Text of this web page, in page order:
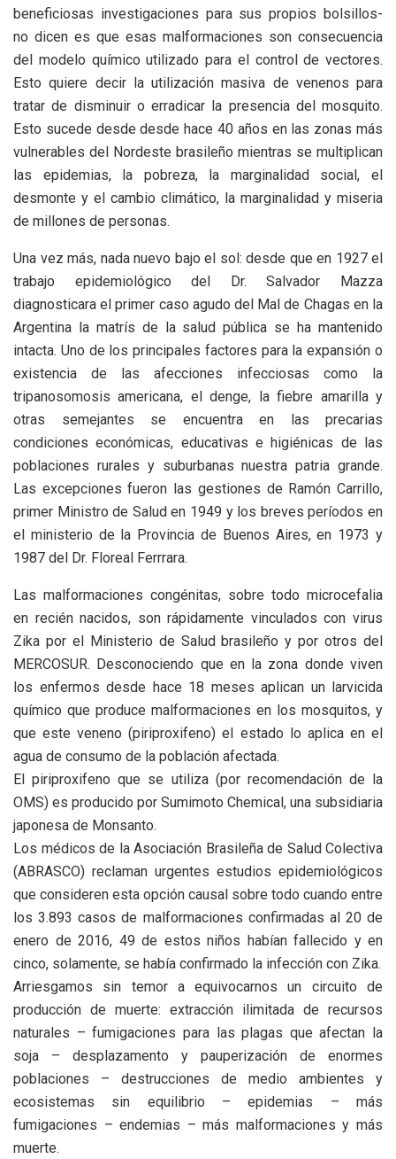
beneficiosas investigaciones para sus propios bolsillos-
no dicen es que esas malformaciones son consecuencia
del modelo químico utilizado para el control de vectores.
Esto quiere decir la utilización masiva de venenos para
tratar de disminuir o erradicar la presencia del mosquito.
Esto sucede desde desde hace 40 años en las zonas más
vulnerables del Nordeste brasileño mientras se multiplican
las epidemias, la pobreza, la marginalidad social, el
desmonte y el cambio climático, la marginalidad y miseria
de millones de personas.
Una vez más, nada nuevo bajo el sol: desde que en 1927 el
trabajo epidemiológico del Dr. Salvador Mazza
diagnosticara el primer caso agudo del Mal de Chagas en la
Argentina la matrís de la salud pública se ha mantenido
intacta. Uno de los principales factores para la expansión o
existencia de las afecciones infecciosas como la
tripanosomosis americana, el denge, la fiebre amarilla y
otras semejantes se encuentra en las precarias
condiciones económicas, educativas e higiénicas de las
poblaciones rurales y suburbanas nuestra patria grande.
Las excepciones fueron las gestiones de Ramón Carrillo,
primer Ministro de Salud en 1949 y los breves períodos en
el ministerio de la Provincia de Buenos Aires, en 1973 y
1987 del Dr. Floreal Ferrrara.
Las malformaciones congénitas, sobre todo microcefalia
en recién nacidos, son rápidamente vinculados con virus
Zika por el Ministerio de Salud brasileño y por otros del
MERCOSUR. Desconociendo que en la zona donde viven
los enfermos desde hace 18 meses aplican un larvicida
químico que produce malformaciones en los mosquitos, y
que este veneno (piriproxifeno) el estado lo aplica en el
agua de consumo de la población afectada.
El piriproxifeno que se utiliza (por recomendación de la
OMS) es producido por Sumimoto Chemical, una subsidiaria
japonesa de Monsanto.
Los médicos de la Asociación Brasileña de Salud Colectiva
(ABRASCO) reclaman urgentes estudios epidemiológicos
que consideren esta opción causal sobre todo cuando entre
los 3.893 casos de malformaciones confirmadas al 20 de
enero de 2016, 49 de estos niños habían fallecido y en
cinco, solamente, se había confirmado la infección con Zika.
Arriesgamos sin temor a equivocarnos un circuito de
producción de muerte: extracción ilimitada de recursos
naturales – fumigaciones para las plagas que afectan la
soja – desplazamento y pauperización de enormes
poblaciones – destrucciones de medio ambientes y
ecosistemas sin equilibrio – epidemias – más
fumigaciones – endemias – más malformaciones y más
muerte.